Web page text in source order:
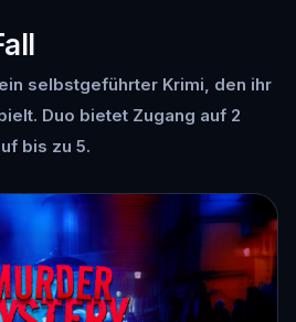
selbstgeführter Krimi, den ihr
Duo bietet Zugang auf 2
bis zu 5.